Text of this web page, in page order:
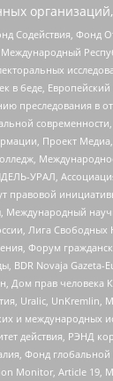
Содействия,
в беде,
преследования в
Проект
УРАЛ,
правовой
Лига
Форум
Novaja
Дом прав
Uralic,
и
действия, РЭНД
Фонд
Monitor, Article